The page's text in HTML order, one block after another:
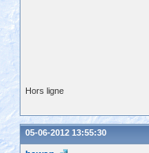
Hors ligne
05-06-2012 13:55:30